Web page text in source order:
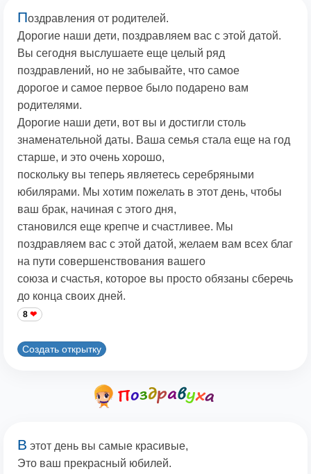
Поздравления от родителей.
Дорогие наши дети, поздравляем вас с этой датой.
Вы сегодня выслушаете еще целый ряд
поздравлений, но не забывайте, что самое
дорогое и самое первое было подарено вам
родителями.
Дорогие наши дети, вот вы и достигли столь
знаменательной даты. Ваша семья стала еще на год
старше, и это очень хорошо,
поскольку вы теперь являетесь серебряными
юбилярами. Мы хотим пожелать в этот день, чтобы
ваш брак, начиная с этого дня,
становился еще крепче и счастливее. Мы
поздравляем вас с этой датой, желаем вам всех благ
на пути совершенствования вашего
союза и счастья, которое вы просто обязаны сберечь
до конца своих дней.
8
Создать открытку
В этот день вы самые красивые,
Это ваш прекрасный юбилей.